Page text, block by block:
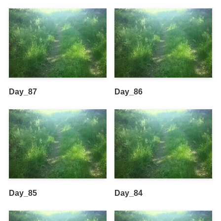
Day_87 Day_86
Day_85 Day_84